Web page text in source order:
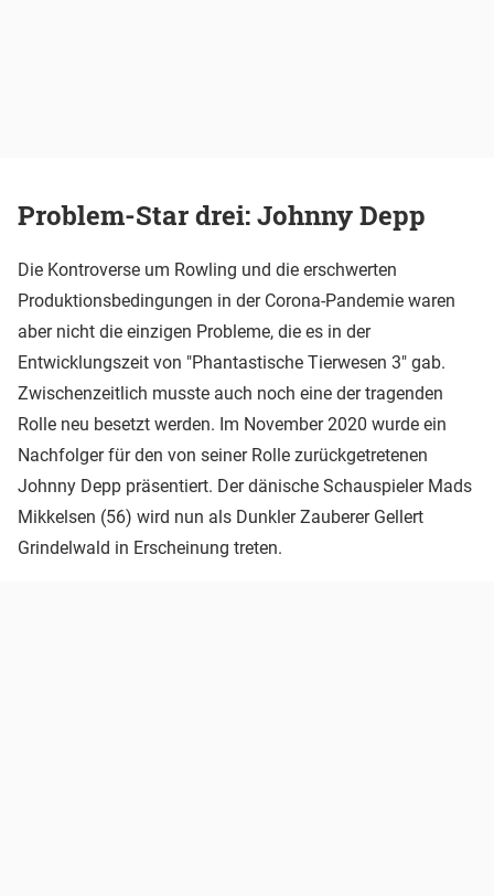
Problem-Star drei: Johnny Depp
Die Kontroverse um Rowling und die erschwerten
Produktionsbedingungen in der Corona-Pandemie waren
aber nicht die einzigen Probleme, die es in der
Entwicklungszeit von "Phantastische Tierwesen 3" gab.
Zwischenzeitlich musste auch noch eine der tragenden
Rolle neu besetzt werden. Im November 2020 wurde ein
Nachfolger für den von seiner Rolle zurückgetretenen
Johnny Depp präsentiert. Der dänische Schauspieler Mads
Mikkelsen (56) wird nun als Dunkler Zauberer Gellert
Grindelwald in Erscheinung treten.